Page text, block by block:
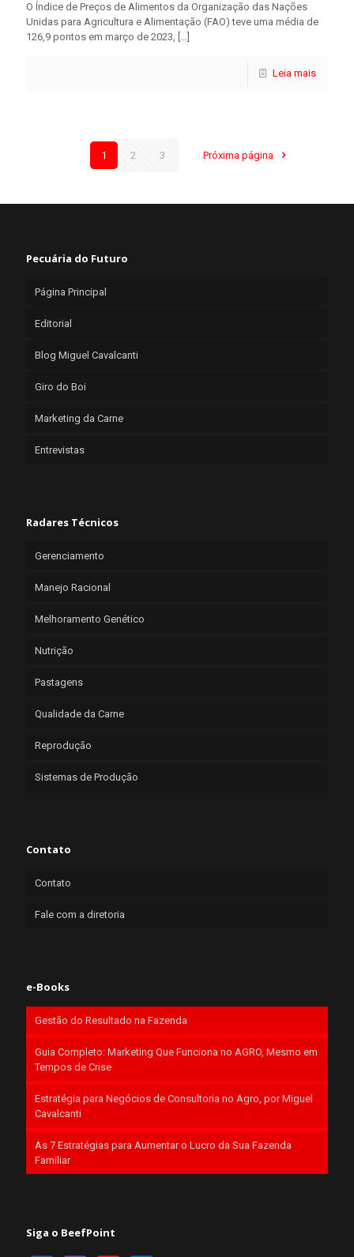
O Índice de Preços de Alimentos da Organização das Nações
Unidas para Agricultura e Alimentação (FAO) teve uma média de
126,9 pontos em março de 2023, […]
Leia mais
1 2 3 Próxima página
Pecuária do Futuro
Página Principal
Editorial
Blog Miguel Cavalcanti
Giro do Boi
Marketing da Carne
Entrevistas
Radares Técnicos
Gerenciamento
Manejo Racional
Melhoramento Genético
Nutrição
Pastagens
Qualidade da Carne
Reprodução
Sistemas de Produção
Contato
Contato
Fale com a diretoria
e-Books
Gestão do Resultado na Fazenda
Guia Completo: Marketing Que Funciona no AGRO, Mesmo em
Tempos de Crise
Estratégia para Negócios de Consultoria no Agro, por Miguel
Cavalcanti
As 7 Estratégias para Aumentar o Lucro da Sua Fazenda
Familiar
Siga o BeefPoint